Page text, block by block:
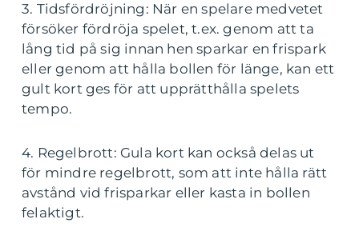
3. Tidsfördröjning: När en spelare medvetet
försöker fördröja spelet, t.ex. genom att ta
lång tid på sig innan hen sparkar en frispark
eller genom att hålla bollen för länge, kan ett
gult kort ges för att upprätthålla spelets
tempo.
4. Regelbrott: Gula kort kan också delas ut
för mindre regelbrott, som att inte hålla rätt
avstånd vid frisparkar eller kasta in bollen
felaktigt.